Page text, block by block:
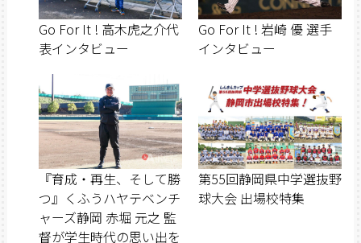
Go For It ! 高木虎之介代
表インタビュー
Go For It ! 岩崎 優 選手
インタビュー
『育成・再生、そして勝
つ』くふうハヤテベンチ
ャーズ静岡 赤堀 元之 監
督が学生時代の思い出を
第55回静岡県中学選抜野
球大会 出場校特集